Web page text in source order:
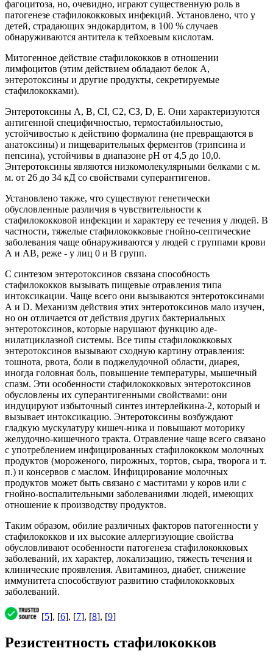
фагоцитоза, но, очевидно, играют существенную роль в
патогенезе стафилококковых инфекций. Установлено, что у
детей, страдающих эндокардитом, в 100 % случаев
обнаруживаются антитела к тейхоевым кислотам.
Митогенное действие стафилококков в отношении
лимфоцитов (этим действием обладают белок А,
энтеротоксины и другие продукты, секретируемые
стафилококками).
Энтеротоксины А, В, CI, C2, СЗ, D, Е. Они характеризуются
антигенной специфичностью, термостабильностью,
устойчивостью к действию формалина (не превращаются в
анатоксины) и пищеварительных ферментов (трипсина и
пепсина), устойчивы в диапазоне рН от 4,5 до 10,0.
Энтеротоксины являются низкомолекулярными белками с м.
м. от 26 до 34 кД со свойствами суперантигенов.
Установлено также, что существуют генетически
обусловленные различия в чувствительности к
стафилококковой инфекции и характеру ее течения у людей. В
частности, тяжелые стафилококковые гнойно-септические
заболевания чаще обнаруживаются у людей с группами крови
А и АВ, реже - у лиц 0 и В групп.
С синтезом энтеротоксинов связана способность
стафилококков вызывать пищевые отравления типа
интоксикации. Чаще всего они вызываются энтеротоксинами
А и D. Механизм действия этих энтеротоксинов мало изучен,
но он отличается от действия других бактериальных
энтеротоксинов, которые нарушают функцию аде-
нилатциклазной системы. Все типы стафилококковых
энтеротоксинов вызывают сходную картину отравления:
тошнота, рвота, боли в поджелудочной области, диарея,
иногда головная боль, повышение температуры, мышечный
спазм. Эти особенности стафилококковых энтеротоксинов
обусловлены их суперантигенными свойствами: они
индуцируют избыточный синтез интерлейкина-2, который и
вызывает интоксикацию. Энтеротоксины возбуждают
гладкую мускулатуру кишеч-ника и повышают моторику
желудочно-кишечного тракта. Отравление чаще всего связано
с употреблением инфицированных стафилококком молочных
продуктов (мороженого, пирожных, тортов, сыра, творога и т.
п.) и консервов с маслом. Инфицирование молочных
продуктов может быть связано с маститами у коров или с
гнойно-воспалительными заболеваниями людей, имеющих
отношение к производству продуктов.
Таким образом, обилие различных факторов патогенности у
стафилококков и их высокие аллергизующие свойства
обусловливают особенности патогенеза стафилококковых
заболеваний, их характер, локализацию, тяжесть течения и
клинические проявления. Авитаминоз, диабет, снижение
иммунитета способствуют развитию стафилококковых
заболеваний.
[5], [6], [7], [8], [9]
Резистентность стафилококков